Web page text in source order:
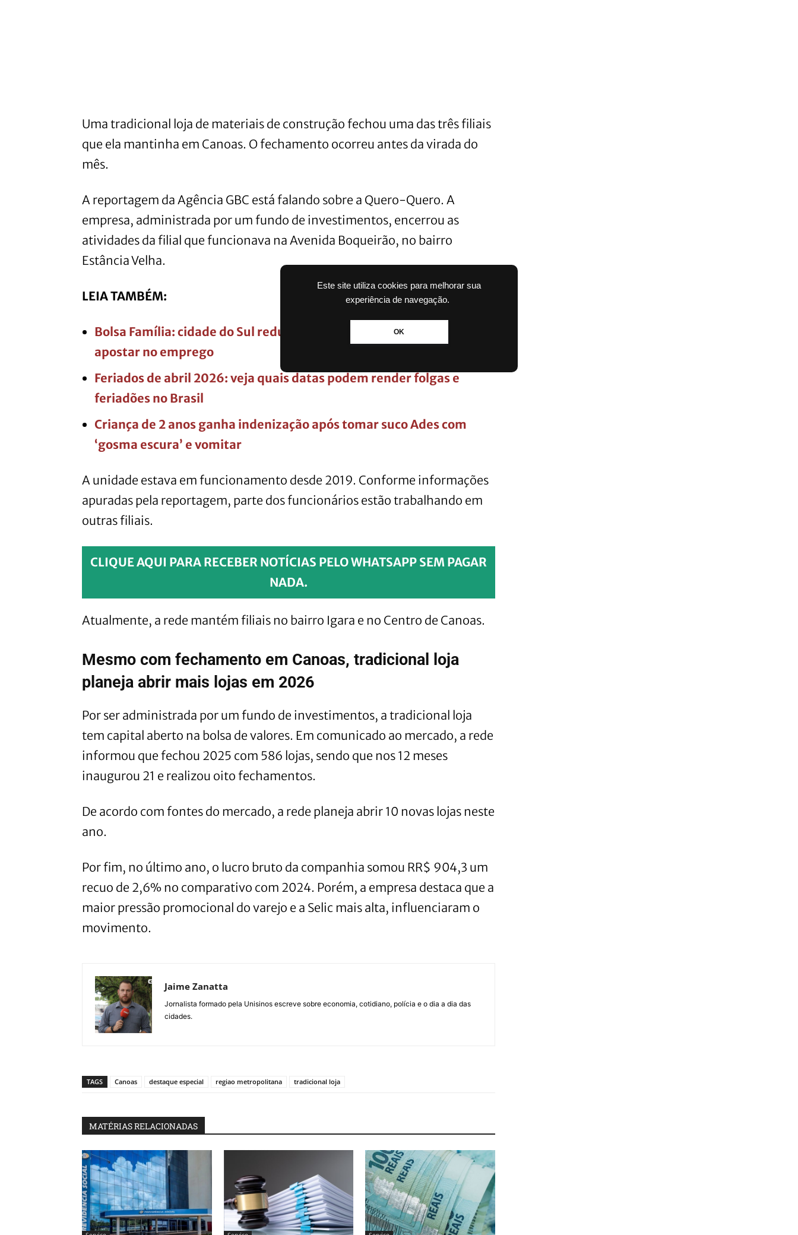
Este site utiliza cookies para melhorar sua
experiência de navegação.
OK
Uma tradicional loja de materiais de construção fechou uma das três filiais
que ela mantinha em Canoas. O fechamento ocorreu antes da virada do
mês.
A reportagem da Agência GBC está falando sobre a Quero-Quero. A
empresa, administrada por um fundo de investimentos, encerrou as
atividades da filial que funcionava na Avenida Boqueirão, no bairro
Estância Velha.
LEIA TAMBÉM:
Bolsa Família: cidade do Sul reduz beneficiários em quase 40% ao
apostar no emprego
Feriados de abril 2026: veja quais datas podem render folgas e
feriadões no Brasil
Criança de 2 anos ganha indenização após tomar suco Ades com
‘gosma escura’ e vomitar
A unidade estava em funcionamento desde 2019. Conforme informações
apuradas pela reportagem, parte dos funcionários estão trabalhando em
outras filiais.
CLIQUE AQUI PARA RECEBER NOTÍCIAS PELO WHATSAPP SEM PAGAR
NADA.
Atualmente, a rede mantém filiais no bairro Igara e no Centro de Canoas.
Mesmo com fechamento em Canoas, tradicional loja
planeja abrir mais lojas em 2026
Por ser administrada por um fundo de investimentos, a tradicional loja
tem capital aberto na bolsa de valores. Em comunicado ao mercado, a rede
informou que fechou 2025 com 586 lojas, sendo que nos 12 meses
inaugurou 21 e realizou oito fechamentos.
De acordo com fontes do mercado, a rede planeja abrir 10 novas lojas neste
ano.
Por fim, no último ano, o lucro bruto da companhia somou RR$ 904,3 um
recuo de 2,6% no comparativo com 2024. Porém, a empresa destaca que a
maior pressão promocional do varejo e a Selic mais alta, influenciaram o
movimento.
Jaime Zanatta
Jornalista formado pela Unisinos escreve sobre economia, cotidiano, polícia e o dia a dia das
cidades.
TAGS Canoas destaque especial regiao metropolitana tradicional loja
MATÉRIAS RELACIONADAS